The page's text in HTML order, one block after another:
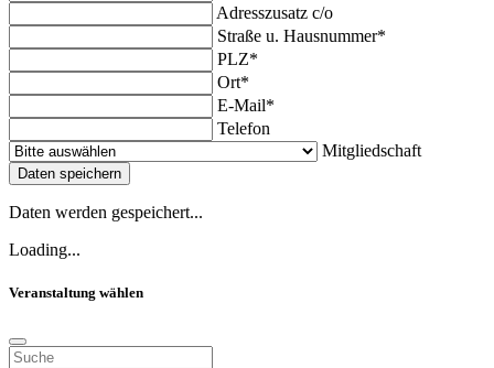
Adresszusatz c/o
Straße u. Hausnummer*
PLZ*
Ort*
E-Mail*
Telefon
Mitgliedschaft
Daten speichern
Daten werden gespeichert...
Loading...
Veranstaltung wählen